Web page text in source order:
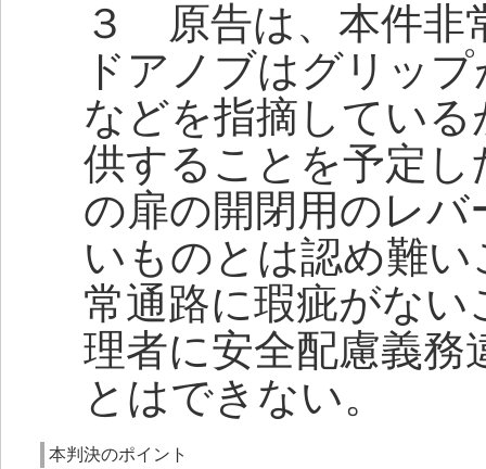
３ 原告は、本件非
ドアノブはグリッ
などを指摘してい
供することを予定
の扉の開閉用のレ
いものとは認め難
常通路に瑕疵がな
理者に安全配慮義
とはできない。
本判決のポイント